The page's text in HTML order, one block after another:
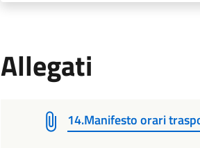
Allegati
14.Manifesto orari